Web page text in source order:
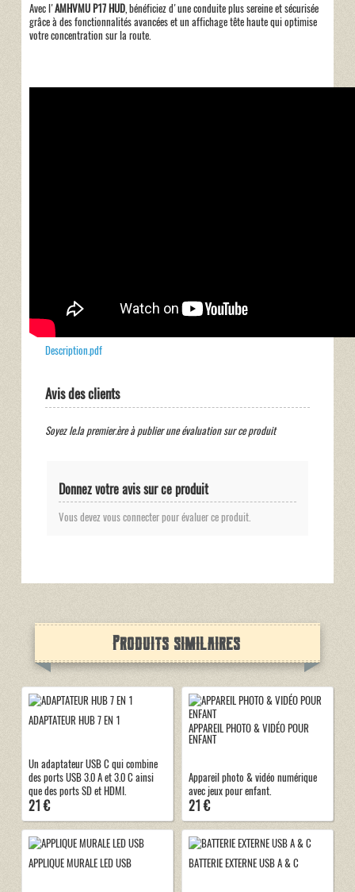
Avec l'AMHVMU P17 HUD, bénéficiez d'une conduite plus sereine et sécurisée
grâce à des fonctionnalités avancées et un affichage tête haute qui optimise
votre concentration sur la route.
Description.pdf
Avis des clients
Soyez le.la premier.ère à publier une évaluation sur ce produit
Donnez votre avis sur ce produit
Vous devez vous connecter pour évaluer ce produit.
Produits similaires
ADAPTATEUR HUB 7 EN 1
Un adaptateur USB C qui combine
des ports USB 3.0 A et 3.0 C ainsi
que des ports SD et HDMI.
21 €
APPAREIL PHOTO & VIDÉO POUR
ENFANT
Appareil photo & vidéo numérique
avec jeux pour enfant.
21 €
APPLIQUE MURALE LED USB BATTERIE EXTERNE USB A & C